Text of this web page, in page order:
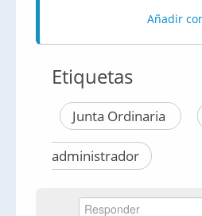
Añadir
Etiquetas
Junta Ordinaria
administrador